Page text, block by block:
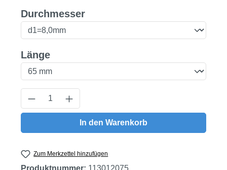
Durchmesserauswählen
Längeauswählen
Produkt Anzahl: Gib den gewünschten
In den Warenkorb
Zum Merkzettel hinzufügen